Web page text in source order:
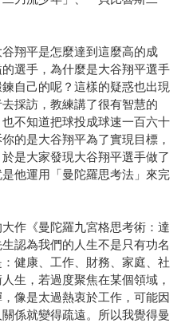
翔平是怎麼達到這麼高的成
選手，為什麼是大谷翔平選手
自己的呢？這樣的疑惑也出現
採訪，教練講了很有智慧的
不知道把球投成球速一百六十
的是大谷翔平為了實現目標，
是大家發現大谷翔平選手做了
他運用「曼陀羅思考法」來完
作《曼陀羅九宮格思考術：達
認為我們的人生不是只有功名
健康、工作、財務、家庭、社
生，若過度聚焦在某個領域，
像是太過熱衷於工作，可能因
係就變得疏遠。所以我覺得曼